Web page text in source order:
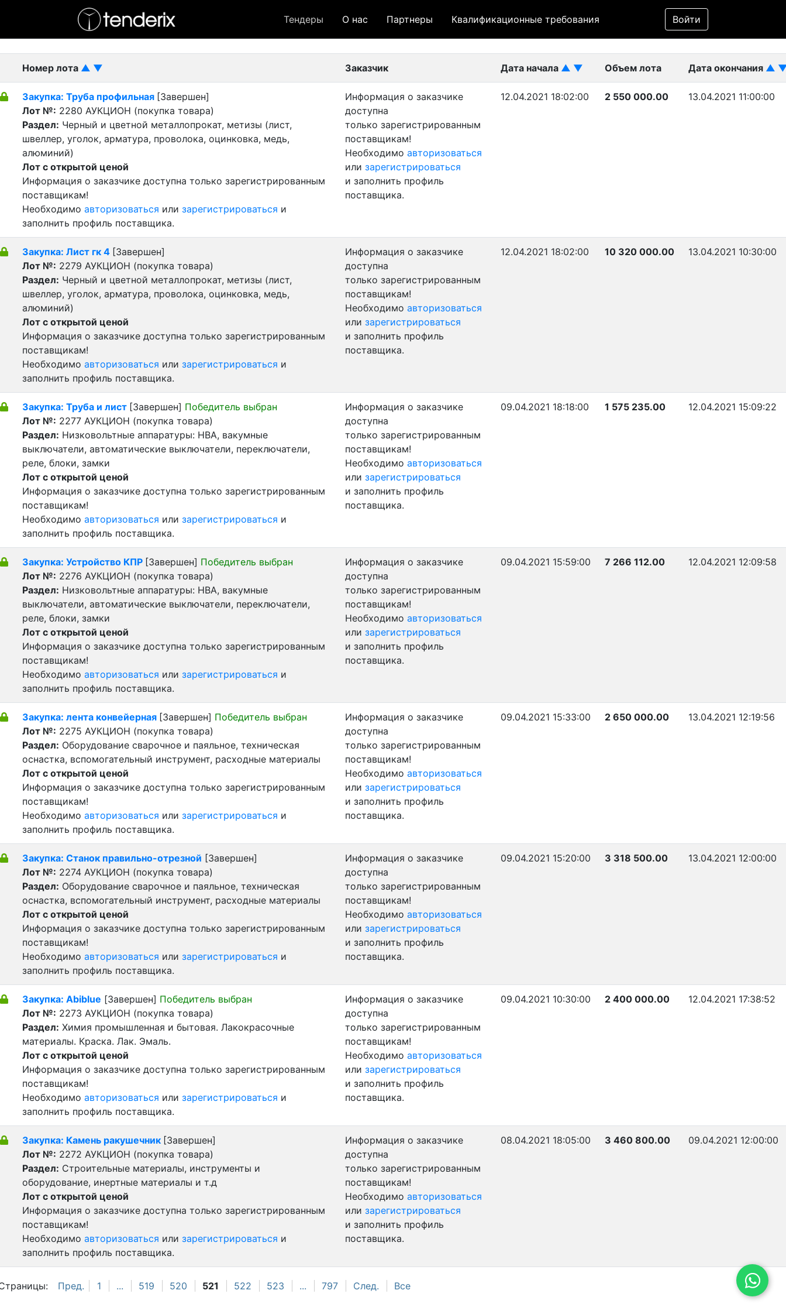
Тендеры О нас Партнеры Квалификационные требования Войти
Фильтр
- Завершенный лот
Пред. 1 ... 519 520 521 522 523 ... 797 След. Все
Номер лота ▲ ▼ Заказчик Дата начала ▲ ▼ Объем лота Дата окончания ▲
Закупка: Труба профильная [Завершен]
Лот №: 2280 АУКЦИОН (покупка товара)
Раздел: Черный и цветной металлопрокат, метизы (лист,
швеллер, уголок, арматура, проволока, оцинковка, медь,
алюминий)
Лот с открытой ценой
Информация о заказчике доступна только зарегистрированным
поставщикам!
Необходимо авторизоваться или зарегистрироваться и
заполнить профиль поставщика.
Информация о заказчике
доступна
только зарегистрированным
поставщикам!
Необходимо авторизоваться
или зарегистрироваться
и заполнить профиль
поставщика.
12.04.2021 18:02:00 2 550 000.00 13.04.2021 11:00:00
Закупка: Лист гк 4 [Завершен]
Лот №: 2279 АУКЦИОН (покупка товара)
Раздел: Черный и цветной металлопрокат, метизы (лист,
швеллер, уголок, арматура, проволока, оцинковка, медь,
алюминий)
Лот с открытой ценой
Информация о заказчике доступна только зарегистрированным
поставщикам!
Необходимо авторизоваться или зарегистрироваться и
заполнить профиль поставщика.
Информация о заказчике
доступна
только зарегистрированным
поставщикам!
Необходимо авторизоваться
или зарегистрироваться
и заполнить профиль
поставщика.
12.04.2021 18:02:00 10 320 000.00 13.04.2021 10:30:00
Закупка: Труба и лист [Завершен] Победитель выбран
Лот №: 2277 АУКЦИОН (покупка товара)
Раздел: Низковольтные аппаратуры: НВА, вакумные
выключатели, автоматические выключатели, переключатели,
реле, блоки, замки
Лот с открытой ценой
Информация о заказчике доступна только зарегистрированным
поставщикам!
Необходимо авторизоваться или зарегистрироваться и
заполнить профиль поставщика.
Информация о заказчике
доступна
только зарегистрированным
поставщикам!
Необходимо авторизоваться
или зарегистрироваться
и заполнить профиль
поставщика.
09.04.2021 18:18:00 1 575 235.00 12.04.2021 15:09:22
Закупка: Устройство КПР [Завершен] Победитель выбран
Лот №: 2276 АУКЦИОН (покупка товара)
Раздел: Низковольтные аппаратуры: НВА, вакумные
выключатели, автоматические выключатели, переключатели,
реле, блоки, замки
Лот с открытой ценой
Информация о заказчике доступна только зарегистрированным
поставщикам!
Необходимо авторизоваться или зарегистрироваться и
заполнить профиль поставщика.
Информация о заказчике
доступна
только зарегистрированным
поставщикам!
Необходимо авторизоваться
или зарегистрироваться
и заполнить профиль
поставщика.
09.04.2021 15:59:00 7 266 112.00 12.04.2021 12:09:58
Закупка: лента конвейерная [Завершен] Победитель выбран
Лот №: 2275 АУКЦИОН (покупка товара)
Раздел: Оборудование сварочное и паяльное, техническая
оснастка, вспомогательный инструмент, расходные материалы
Лот с открытой ценой
Информация о заказчике доступна только зарегистрированным
поставщикам!
Необходимо авторизоваться или зарегистрироваться и
заполнить профиль поставщика.
Информация о заказчике
доступна
только зарегистрированным
поставщикам!
Необходимо авторизоваться
или зарегистрироваться
и заполнить профиль
поставщика.
09.04.2021 15:33:00 2 650 000.00 13.04.2021 12:19:56
Закупка: Станок правильно-отрезной [Завершен]
Лот №: 2274 АУКЦИОН (покупка товара)
Раздел: Оборудование сварочное и паяльное, техническая
оснастка, вспомогательный инструмент, расходные материалы
Лот с открытой ценой
Информация о заказчике доступна только зарегистрированным
поставщикам!
Необходимо авторизоваться или зарегистрироваться и
заполнить профиль поставщика.
Информация о заказчике
доступна
только зарегистрированным
поставщикам!
Необходимо авторизоваться
или зарегистрироваться
и заполнить профиль
поставщика.
09.04.2021 15:20:00 3 318 500.00 13.04.2021 12:00:00
Закупка: Abiblue [Завершен] Победитель выбран
Лот №: 2273 АУКЦИОН (покупка товара)
Раздел: Химия промышленная и бытовая. Лакокрасочные
материалы. Краска. Лак. Эмаль.
Лот с открытой ценой
Информация о заказчике доступна только зарегистрированным
поставщикам!
Необходимо авторизоваться или зарегистрироваться и
заполнить профиль поставщика.
Информация о заказчике
доступна
только зарегистрированным
поставщикам!
Необходимо авторизоваться
или зарегистрироваться
и заполнить профиль
поставщика.
09.04.2021 10:30:00 2 400 000.00 12.04.2021 17:38:52
Закупка: Камень ракушечник [Завершен]
Лот №: 2272 АУКЦИОН (покупка товара)
Раздел: Строительные материалы, инструменты и
оборудование, инертные материалы и т.д
Лот с открытой ценой
Информация о заказчике доступна только зарегистрированным
поставщикам!
Необходимо авторизоваться или зарегистрироваться и
заполнить профиль поставщика.
Информация о заказчике
доступна
только зарегистрированным
поставщикам!
Необходимо авторизоваться
или зарегистрироваться
и заполнить профиль
поставщика.
08.04.2021 18:05:00 3 460 800.00 09.04.2021 12:00:00